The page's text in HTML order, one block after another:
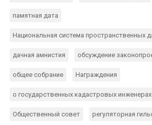
памятная дата
Национальная система пространственных
дачная амнистия обсуждение
общее собрание Награждения
о государственных кадастровых инженерах
Общественный совет регуляторная